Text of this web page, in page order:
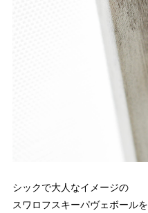
シックで大人なイメージの
スワロフスキーパヴェボールを